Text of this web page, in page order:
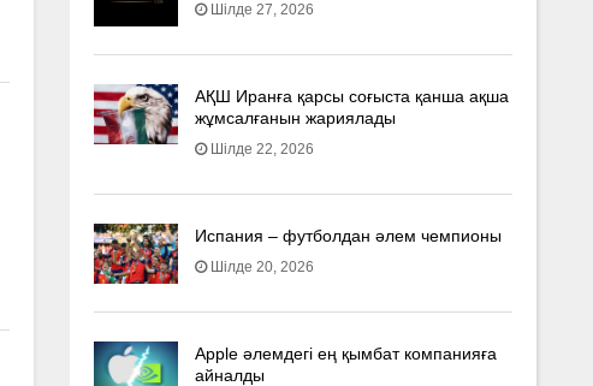
Шілде 27, 2026
АҚШ Иранға қарсы соғыста қанша ақша
жұмсалғанын жариялады
Шілде 22, 2026
Испания – футболдан әлем чемпионы
Шілде 20, 2026
Apple әлемдегі ең қымбат компанияға
айналды